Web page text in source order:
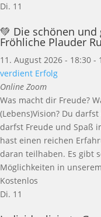
Di. 11
💚 Die schönen
Fröhliche Plauder
11. August 2026 - 18:30 -
verdient Erfolg
Online Zoom
Was macht dir Freude?
(Lebens)Vision? Du
darfst Freude und Spaß
hast einen reichen
daran teilhaben. Es gibt
Möglichkeiten in
Kostenlos
Di. 11